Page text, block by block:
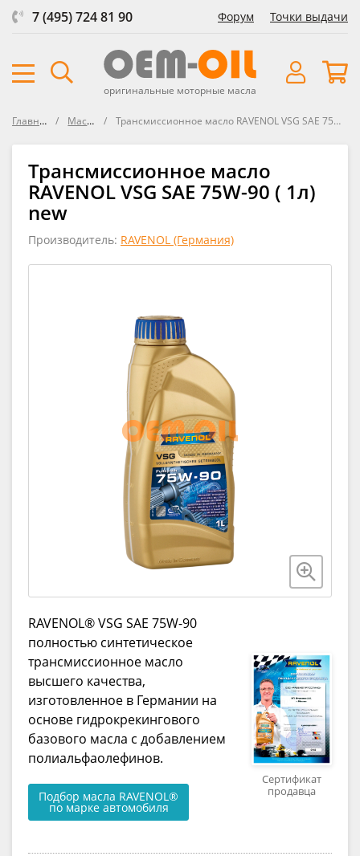
7 (495) 724 81 90 Форум Точки выдачи
оригинальные моторные масла
Главная Масла Трансмиссионное масло RAVENOL VSG SAE 75W-90
Трансмиссионное масло
RAVENOL VSG SAE 75W-90 ( 1л)
new
Производитель: RAVENOL (Германия)
RAVENOL® VSG SAE 75W-90
полностью синтетическое
трансмиссионное масло
высшего качества,
изготовленное в Германии на
основе гидрокрекингового
базового масла с добавлением
полиальфаолефинов.
Подбор масла RAVENOL®
по марке автомобиля
Сертификат
продавца